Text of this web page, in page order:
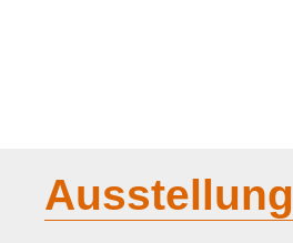
Ausstellung